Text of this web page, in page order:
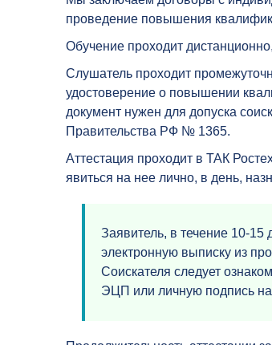
проведение повышения
Обучение проходит
Слушатель проходит
удостоверение о повышении
документ нужен для допуска
Правительства РФ № 1365.
Аттестация проходит в ТАК
явиться на нее лично, в день,
Заявитель, в течение 10-15
электронную выписку из
Соискателя следует
ЭЦП или личную подпись на